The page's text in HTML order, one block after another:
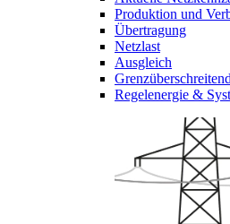
Produktion und
Übertragung
Netzlast
Ausgleich
Regelenergie &